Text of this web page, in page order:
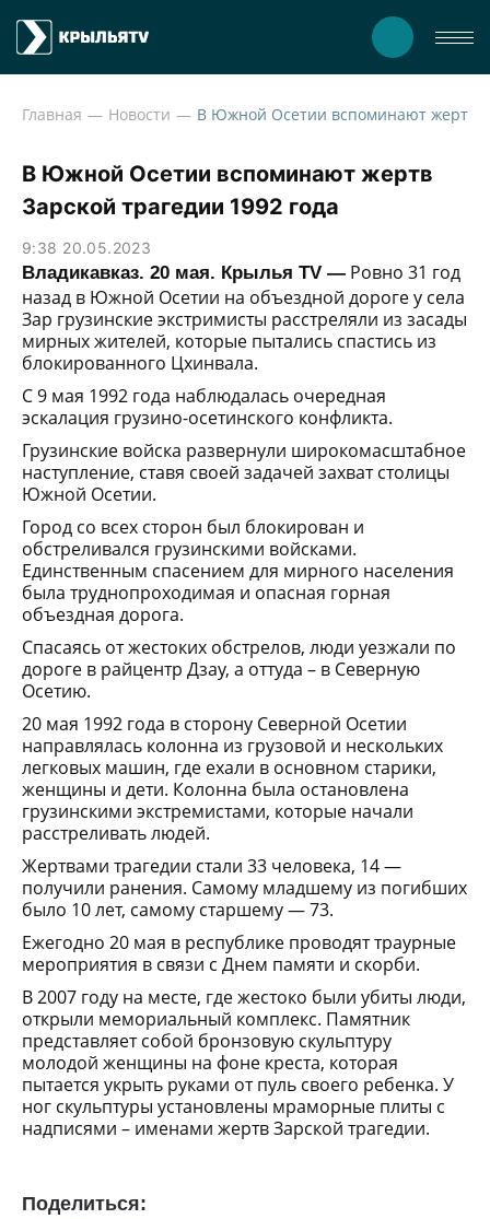
Главная Новости
В Южной Осетии вспоминают жертв
Зарской трагедии 1992 года
9:38 20.05.2023
Владикавказ. 20 мая. Крылья TV — Ровно 31 год
назад в Южной Осетии на объездной дороге у села
Зар грузинские экстримисты расстреляли из засады
мирных жителей, которые пытались спастись из
блокированного Цхинвала.
С 9 мая 1992 года наблюдалась очередная
эскалация грузино-осетинского конфликта.
Грузинские войска развернули широкомасштабное
наступление, ставя своей задачей захват столицы
Южной Осетии.
Город со всех сторон был блокирован и
обстреливался грузинскими войсками.
Единственным спасением для мирного населения
была труднопроходимая и опасная горная
объездная дорога.
Спасаясь от жестоких обстрелов, люди уезжали по
дороге в райцентр Дзау, а оттуда – в Северную
Осетию.
20 мая 1992 года в сторону Северной Осетии
направлялась колонна из грузовой и нескольких
легковых машин, где ехали в основном старики,
женщины и дети. Колонна была остановлена
грузинскими экстремистами, которые начали
расстреливать людей.
Жертвами трагедии стали 33 человека, 14 —
получили ранения. Самому младшему из погибших
было 10 лет, самому старшему — 73.
Ежегодно 20 мая в республике проводят траурные
мероприятия в связи с Днем памяти и скорби.
В 2007 году на месте, где жестоко были убиты люди,
открыли мемориальный комплекс. Памятник
представляет собой бронзовую скульптуру
молодой женщины на фоне креста, которая
пытается укрыть руками от пуль своего ребенка. У
ног скульптуры установлены мраморные плиты с
надписями – именами жертв Зарской трагедии.
Поделиться: